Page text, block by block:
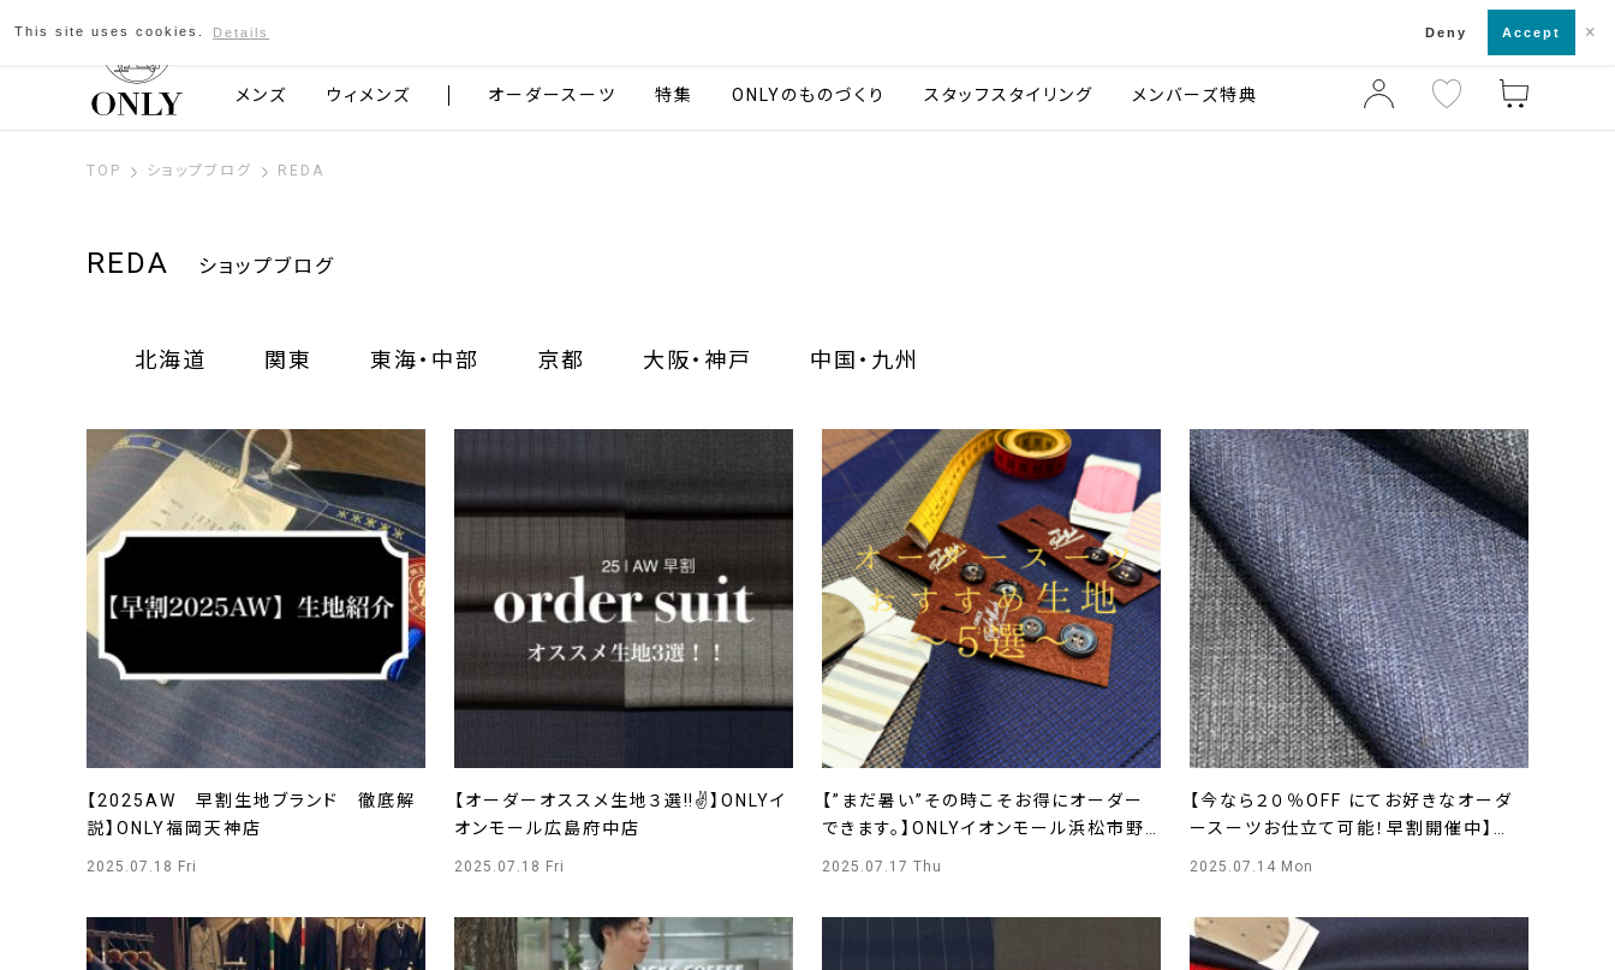
京都発のスーツブランド ONLY 店舗一覧・来店予約
メンズ ウィメンズ オーダースーツ 特集 ONLYのものづくり スタッフスタイリング メンバーズ特典
TOP ショップブログ REDA
REDA ショップブログ
北海道 関東 東海・中部 京都 大阪・神戸 中国・九州
【2025AW 早割生地ブランド 徹底解
説】ONLY福岡天神店
2025.07.18 Fri
【オーダーオススメ生地３選‼️✌】ONLYイ
オンモール広島府中店
2025.07.18 Fri
【”まだ暑い”その時こそお得にオーダー
できます。】ONLYイオンモール浜松市野
2025.07.17 Thu
【今なら２０％OFF にてお好きなオーダ
ースーツお仕立て可能！早割開催中】
2025.07.14 Mon
This site uses cookies. Details Deny Accept ×